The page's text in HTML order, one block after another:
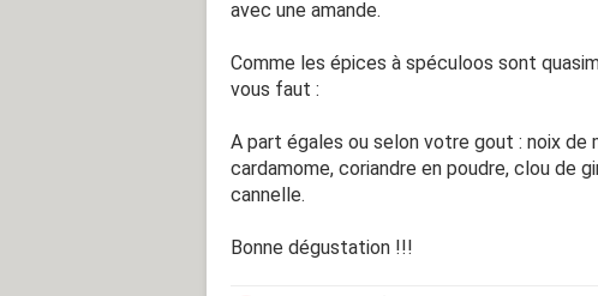
avec une amande.
Comme les épices à spéculoos sont
vous faut :
A part égales ou selon votre gout : noix de
cardamome, coriandre en poudre, clou de
cannelle.
Bonne dégustation !!!